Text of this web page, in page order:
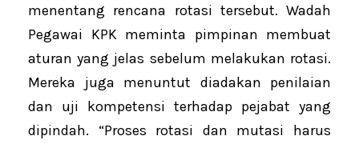
menentang rencana rotasi tersebut. Wadah
Pegawai KPK meminta pimpinan membuat
aturan yang jelas sebelum melakukan rotasi.
Mereka juga menuntut diadakan penilaian
dan uji kompetensi terhadap pejabat yang
dipindah. “Proses rotasi dan mutasi harus